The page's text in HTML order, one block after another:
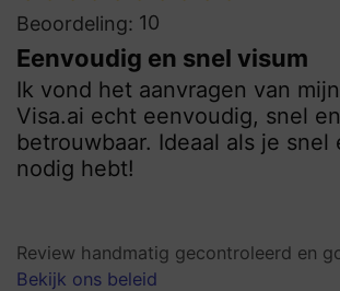
Beoordeling: 10
Eenvoudig en snel visum
Ik vond het aanvragen van
Visa.ai echt eenvoudig, snel en
betrouwbaar. Ideaal als je snel
nodig hebt!
Review handmatig gecontroleerd en
Bekijk ons beleid